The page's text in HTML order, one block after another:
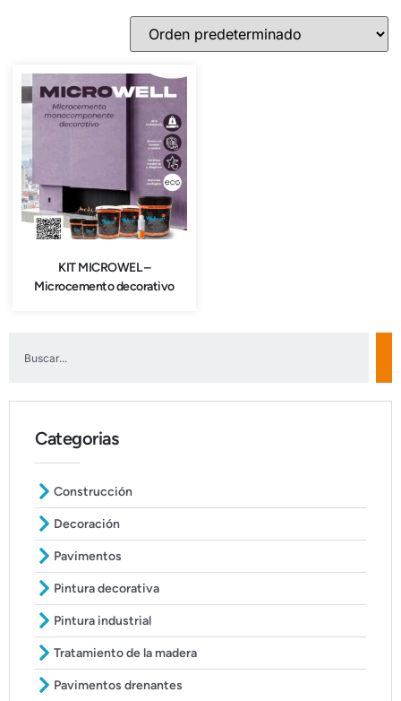
Categorias
Construcción
Decoración
Pavimentos
Pintura decorativa
Pintura industrial
Tratamiento de la madera
Pavimentos drenantes
KIT MICROWEL –
Microcemento decorativo